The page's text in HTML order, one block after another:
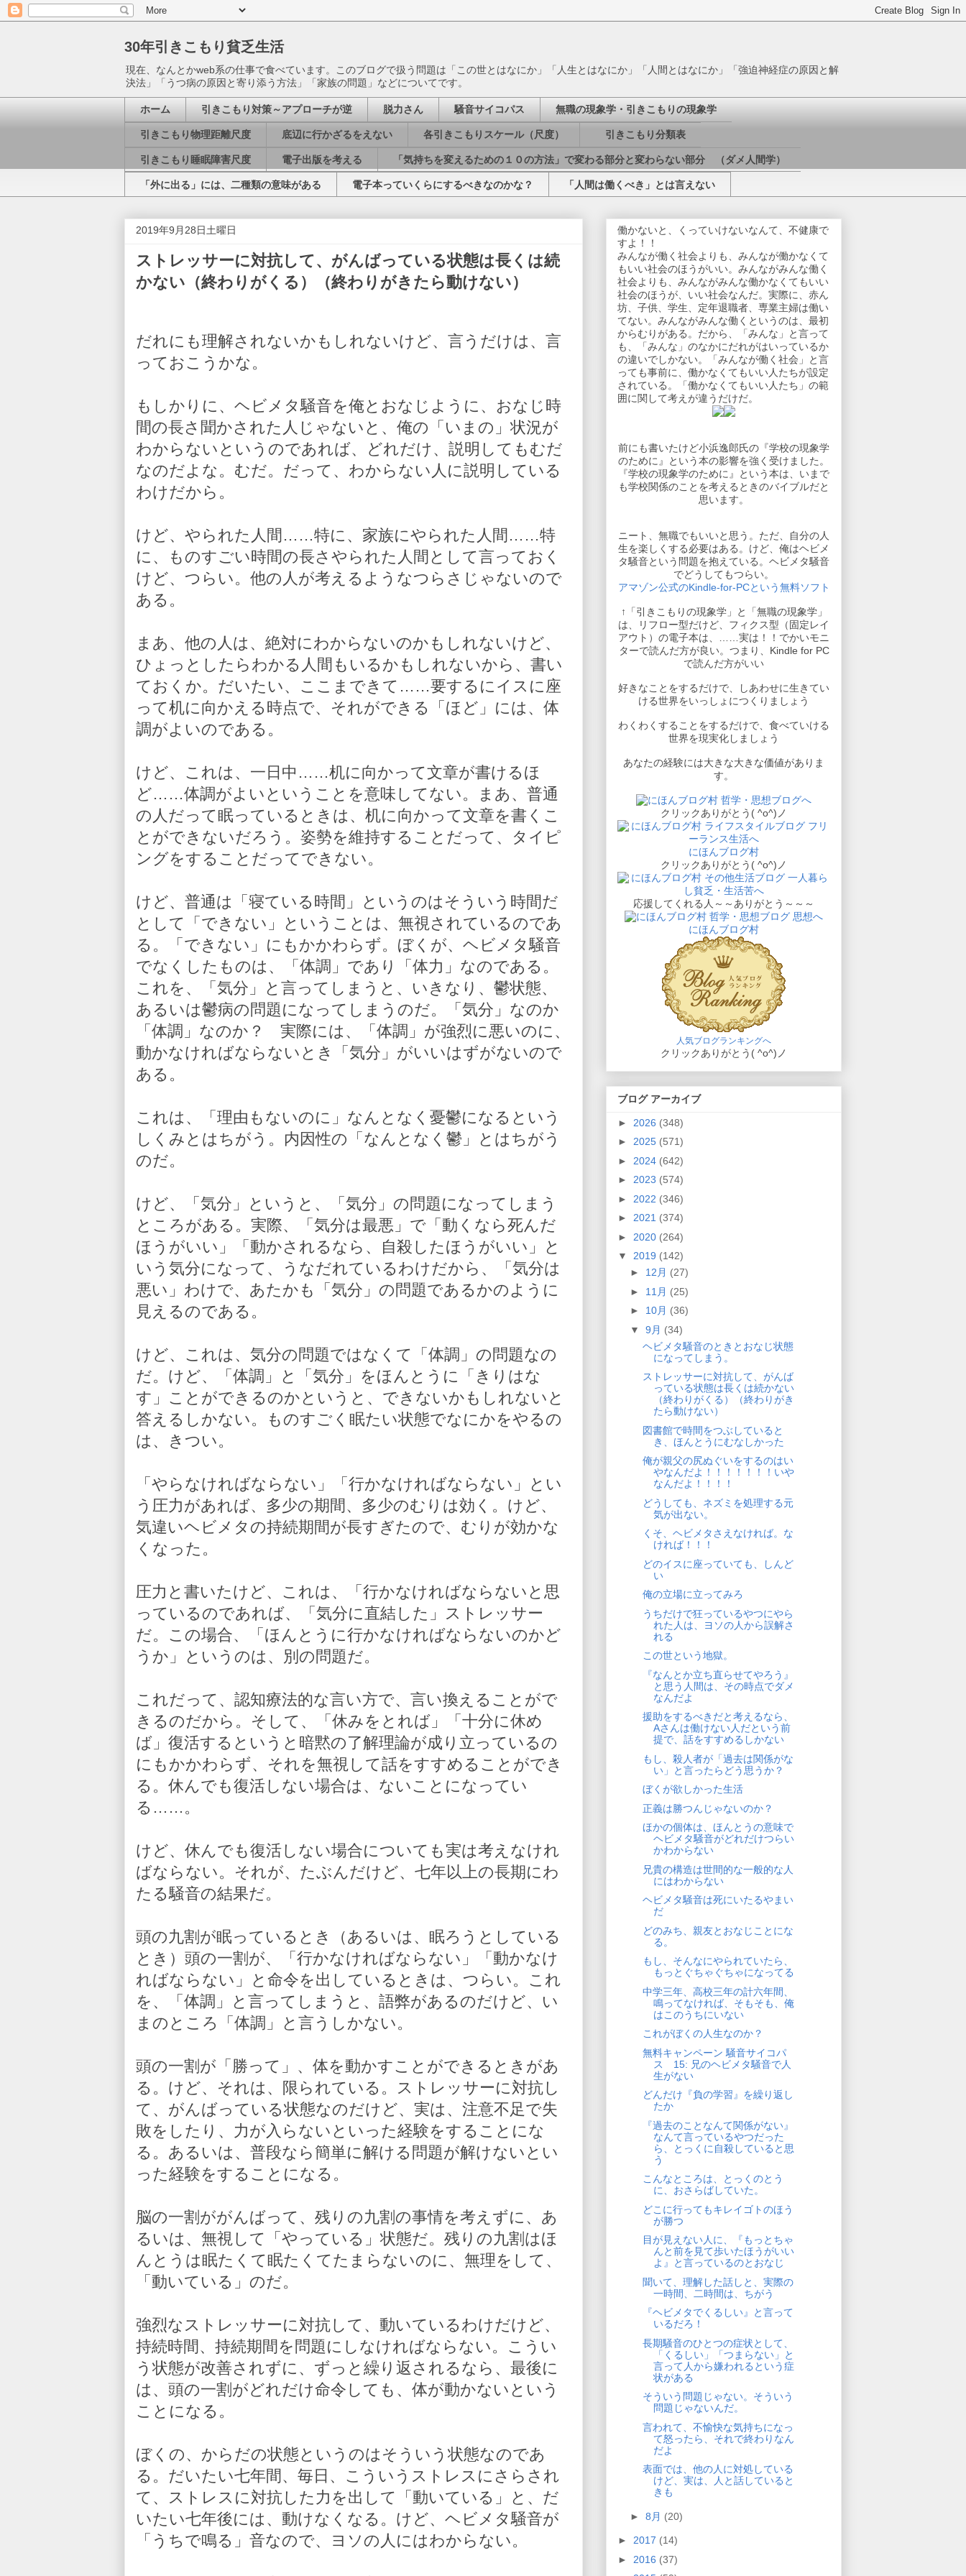
30年引きこもり貧乏生活
現在、なんとかweb系の仕事で食べています。このブログで扱う問題は「この世とはなにか」「人生とはなにか」「人間とはなにか」「強迫神経症の原因と解
決法」「うつ病の原因と寄り添う方法」「家族の問題」などについてです。
ホーム 引きこもり対策～アプローチが逆 脱力さん 騒音サイコパス 無職の現象学・引きこもりの現象学
引きこもり物理距離尺度 底辺に行かざるをえない 各引きこもりスケール（尺度） 引きこもり分類表
引きこもり睡眠障害尺度 電子出版を考える 「気持ちを変えるための１０の方法」で変わる部分と変わらない部分 （ダメ人間学）
「外に出る」には、二種類の意味がある 電子本っていくらにするべきなのかな？ 「人間は働くべき」とは言えない
2019年9月28日土曜日
ストレッサーに対抗して、がんばっている状態は長くは続
かない（終わりがくる）（終わりがきたら動けない）
だれにも理解されないかもしれないけど、言うだけは、言
っておこうかな。
もしかりに、ヘビメタ騒音を俺とおなじように、おなじ時
間の長さ聞かされた人じゃないと、俺の「いまの」状況が
わからないというのであれば、どれだけ、説明してもむだ
なのだよな。むだ。だって、わからない人に説明している
わけだから。
けど、やられた人間……特に、家族にやられた人間……特
に、ものすごい時間の長さやられた人間として言っておく
けど、つらい。他の人が考えるようなつらさじゃないので
ある。
まあ、他の人は、絶対にわからないのかもしれないけど、
ひょっとしたらわかる人間もいるかもしれないから、書い
ておくか。だいたい、ここまできて……要するにイスに座
って机に向かえる時点で、それができる「ほど」には、体
調がよいのである。
けど、これは、一日中……机に向かって文章が書けるほ
ど……体調がよいということを意味してない。まあ、普通
の人だって眠っているときは、机に向かって文章を書くこ
とができないだろう。姿勢を維持することだって、タイピ
ングをすることだってできない。
けど、普通は「寝ている時間」というのはそういう時間だ
として「できない」ということは、無視されているのであ
る。「できない」にもかかわらず。ぼくが、ヘビメタ騒音
でなくしたものは、「体調」であり「体力」なのである。
これを、「気分」と言ってしまうと、いきなり、鬱状態、
あるいは鬱病の問題になってしまうのだ。「気分」なのか
「体調」なのか？ 実際には、「体調」が強烈に悪いのに、
動かなければならないとき「気分」がいいはずがないので
ある。
これは、「理由もないのに」なんとなく憂鬱になるという
しくみとはちがう。内因性の「なんとなく鬱」とはちがう
のだ。
けど、「気分」というと、「気分」の問題になってしまう
ところがある。実際、「気分は最悪」で「動くなら死んだ
ほうがいい」「動かされるなら、自殺したほうがいい」と
いう気分になって、うなだれているわけだから、「気分は
悪い」わけで、あたかも「気分」の問題であるかのように
見えるのである。
けど、これは、気分の問題ではなくて「体調」の問題なの
だ。けど、「体調」と「気分」をほんとうに「きりはな
す」ことができるのかというと、できないかもしれないと
答えるしかない。ものすごく眠たい状態でなにかをやるの
は、きつい。
「やらなければならない」「行かなければならない」とい
う圧力があれば、多少の期間、多少のむりは効く。けど、
気違いヘビメタの持続期間が長すぎたので、むりが効かな
くなった。
圧力と書いたけど、これは、「行かなければならないと思
っているのであれば、「気分に直結した」ストレッサー
だ。この場合、「ほんとうに行かなければならないのかど
うか」というのは、別の問題だ。
これだって、認知療法的な言い方で、言い換えることがで
きるのだから。そして、「休みをとれば」「十分に休め
ば」復活するというと暗黙の了解理論が成り立っているの
にもかかわらず、それを無視して話をすすめることができ
る。休んでも復活しない場合は、ないことになってい
る……。
けど、休んでも復活しない場合についても実は考えなけれ
ばならない。それが、たぶんだけど、七年以上の長期にわ
たる騒音の結果だ。
頭の九割が眠っているとき（あるいは、眠ろうとしている
とき）頭の一割が、「行かなければならない」「動かなけ
ればならない」と命令を出しているときは、つらい。これ
を、「体調」と言ってしまうと、語弊があるのだけど、い
まのところ「体調」と言うしかない。
頭の一割が「勝って」、体を動かすことができるときがあ
る。けど、それは、限られている。ストレッサーに対抗し
て、がんばっている状態なのだけど、実は、注意不足で失
敗をしたり、力が入らないといった経験をすることにな
る。あるいは、普段なら簡単に解ける問題が解けないとい
った経験をすることになる。
脳の一割ががんばって、残りの九割の事情を考えずに、あ
るいは、無視して「やっている」状態だ。残りの九割はほ
んとうは眠たくて眠たくてたまらないのに、無理をして、
「動いている」のだ。
強烈なストレッサーに対抗して、動いているわけだけど、
持続時間、持続期間を問題にしなければならない。こうい
う状態が改善されずに、ずっと繰り返されるなら、最後に
は、頭の一割がどれだけ命令しても、体が動かないという
ことになる。
ぼくの、からだの状態というのはそういう状態なのであ
る。だいたい七年間、毎日、こういうストレスにさらされ
て、ストレスに対抗した力を出して「動いている」と、だ
いたい七年後には、動けなくなる。けど、ヘビメタ騒音が
「うちで鳴る」音なので、ヨソの人にはわからない。
働かないと、くっていけないなんて、不健康で
すよ！！
みんなが働く社会よりも、みんなが働かなくて
もいい社会のほうがいい。みんながみんな働く
社会よりも、みんながみんな働かなくてもいい
社会のほうが、いい社会なんだ。実際に、赤ん
坊、子供、学生、定年退職者、専業主婦は働い
てない。みんながみんな働くというのは、最初
からむりがある。だから、「みんな」と言って
も、「みんな」のなかにだれがはいっているか
の違いでしかない。「みんなが働く社会」と言
っても事前に、働かなくてもいい人たちが設定
されている。「働かなくてもいい人たち」の範
囲に関して考えが違うだけだ。
前にも書いたけど小浜逸郎氏の『学校の現象学
のために』という本の影響を強く受けました。
『学校の現象学のために』という本は、いまで
も学校関係のことを考えるときのバイブルだと
思います。
ニート、無職でもいいと思う。ただ、自分の人
生を楽しくする必要はある。けど、俺はヘビメ
タ騒音という問題を抱えている。ヘビメタ騒音
でどうしてもつらい。
アマゾン公式のKindle-for-PCという無料ソフト
↑「引きこもりの現象学」と「無職の現象学」
は、リフロー型だけど、フィクス型（固定レイ
アウト）の電子本は、……実は！！でかいモニ
ターで読んだ方が良い。つまり、Kindle for PC
で読んだ方がいい
好きなことをするだけで、しあわせに生きてい
ける世界をいっしょにつくりましょう
わくわくすることをするだけで、食べていける
世界を現実化しましょう
あなたの経験には大きな大きな価値がありま
す。
クリックありがとう( ^o^)ノ
にほんブログ村
クリックありがとう( ^o^)ノ
応援してくれる人～～ありがとう～～～
にほんブログ村
人気ブログランキングへ
クリックありがとう( ^o^)ノ
ブログ アーカイブ
► 2026 (348)
► 2025 (571)
► 2024 (642)
► 2023 (574)
► 2022 (346)
► 2021 (374)
► 2020 (264)
▼ 2019 (142)
► 12月 (27)
► 11月 (25)
► 10月 (36)
▼ 9月 (34)
ヘビメタ騒音のときとおなじ状態
になってしまう。
ストレッサーに対抗して、がんば
っている状態は長くは続かない
（終わりがくる）（終わりがき
たら動けない）
図書館で時間をつぶしていると
き、ほんとうにむなしかった
俺が親父の尻ぬぐいをするのはい
やなんだよ！！！！！！！いや
なんだよ！！！！
どうしても、ネズミを処理する元
気が出ない。
くそ、ヘビメタさえなければ。な
ければ！！！
どのイスに座っていても、しんど
い
俺の立場に立ってみろ
うちだけで狂っているやつにやら
れた人は、ヨソの人から誤解さ
れる
この世という地獄。
『なんとか立ち直らせてやろう』
と思う人間は、その時点でダメ
なんだよ
援助をするべきだと考えるなら、
Aさんは働けない人だという前
提で、話をすすめるしかない
もし、殺人者が「過去は関係がな
い」と言ったらどう思うか？
ぼくが欲しかった生活
正義は勝つんじゃないのか？
ほかの個体は、ほんとうの意味で
ヘビメタ騒音がどれだけつらい
かわからない
兄貴の構造は世間的な一般的な人
にはわからない
ヘビメタ騒音は死にいたるやまい
だ
どのみち、親友とおなじことにな
る。
もし、そんなにやられていたら、
もっとぐちゃぐちゃになってる
中学三年、高校三年の計六年間、
鳴ってなければ、そもそも、俺
はこのうちにいない
これがぼくの人生なのか？
無料キャンペーン 騒音サイコパ
ス 15: 兄のヘビメタ騒音で人
生がない
どんだけ『負の学習』を繰り返し
たか
『過去のことなんて関係がない』
なんて言っているやつだった
ら、とっくに自殺していると思
う
こんなところは、とっくのとう
に、おさらばしていた。
どこに行ってもキレイゴトのほう
が勝つ
目が見えない人に、『もっとちゃ
んと前を見て歩いたほうがいい
よ』と言っているのとおなじ
聞いて、理解した話しと、実際の
一時間、二時間は、ちがう
『ヘビメタでくるしい』と言って
いるだろ！
長期騒音のひとつの症状として、
「くるしい」「つまらない」と
言って人から嫌われるという症
状がある
そういう問題じゃない。そういう
問題じゃないんだ。
言われて、不愉快な気持ちになっ
て怒ったら、それで終わりなん
だよ
表面では、他の人に対処している
けど、実は、人と話していると
きも
► 8月 (20)
► 2017 (14)
► 2016 (37)